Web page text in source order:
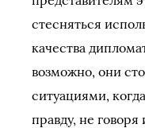
стесняться
качества
возможно, они
ситуациями,
правду, не